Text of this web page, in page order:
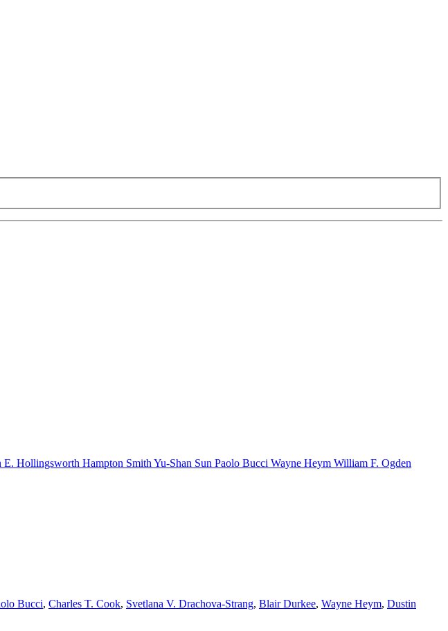
E. Hollingsworth Hampton Smith Yu-Shan Sun Paolo Bucci Wayne Heym William F. Ogden
Bucci, Charles T. Cook, Svetlana V. Drachova-Strang, Blair Durkee, Wayne Heym, Dustin